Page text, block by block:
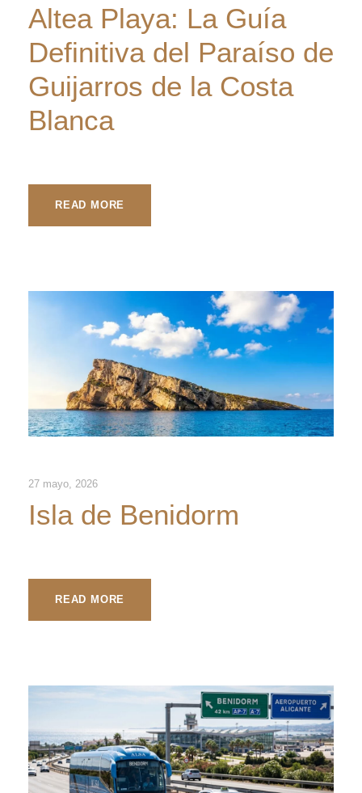
Altea Playa: La Guía
Definitiva del Paraíso de
Guijarros de la Costa
Blanca
READ MORE
27 mayo, 2026
Isla de Benidorm
READ MORE